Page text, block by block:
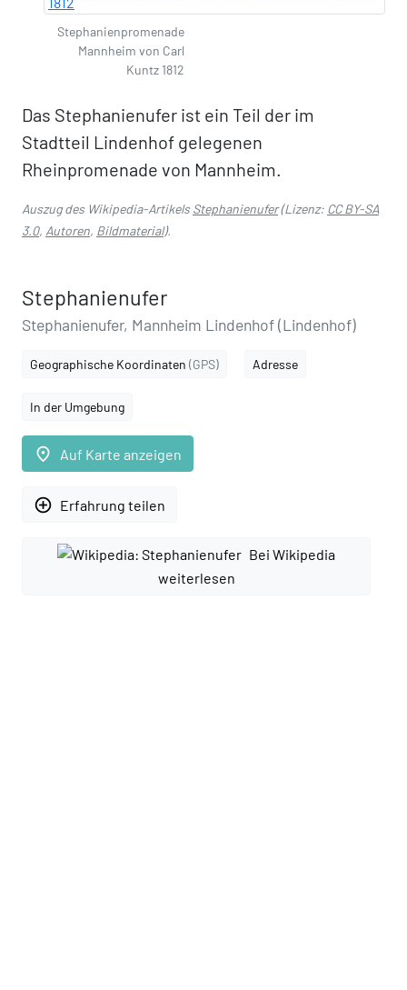
Stephanienpromenade
Mannheim von Carl
Kuntz 1812
Das Stephanienufer ist ein Teil der im
Stadtteil Lindenhof gelegenen
Rheinpromenade von Mannheim.
Auszug des Wikipedia-ArtikelsStephanienufer(Lizenz: CC BY-SA
3.0, Autoren, Bildmaterial).
Stephanienufer
Stephanienufer, Mannheim Lindenhof (Lindenhof)
Geographische Koordinaten (GPS) Adresse
In der Umgebung
place Auf Karte anzeigen
add_circle_outline Erfahrung teilen
Bei Wikipedia
weiterlesen